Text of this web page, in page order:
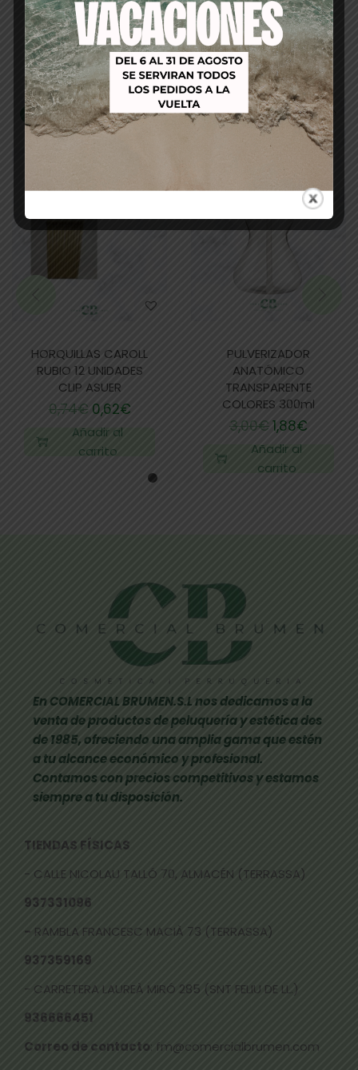
Productos relacionados
-16%
HORQUILLAS CAROLL
RUBIO 12 UNIDADES
CLIP ASUER
0,74€ 0,62€
Añadir al
carrito
-37%
PULVERIZADOR
ANATÓMICO
TRANSPARENTE
COLORES 300ml
3,00€1,88€
Añadir al
carrito
En COMERCIAL BRUMEN.S.L nos dedicamos a la
venta de productos de peluquería y estética des
de 1985, ofreciendo una amplia gama que estén
a tu alcance económico y profesional.
Contamos con precios competitivos y estamos
siempre a tu disposición.
TIENDAS FÍSICAS
- CALLE NICOLAU TALLÓ 70, ALMACÉN (TERRASSA)
937331096
- RAMBLA FRANCESC MACIÀ 73 (TERRASSA)
937359169
- CARRETERA LAUREÀ MIRÓ 285 (SNT FELIU DE LL.)
936666451
Correo de contacto: fm@comercialbrumen.com